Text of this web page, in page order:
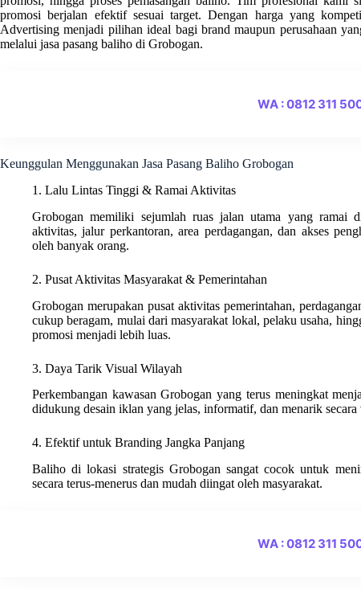
promosi berjalan efektif sesuai target. Dengan harga yang
Advertising menjadi pilihan ideal bagi brand maupun perusahaan
melalui jasa pasang baliho di Grobogan.
WA : 0812 311
Keunggulan Menggunakan Jasa Pasang Baliho Grobogan
1. Lalu Lintas Tinggi & Ramai Aktivitas
Grobogan memiliki sejumlah ruas jalan utama yang ramai
aktivitas, jalur perkantoran, area perdagangan, dan akses
oleh banyak orang.
2. Pusat Aktivitas Masyarakat & Pemerintahan
Grobogan merupakan pusat aktivitas pemerintahan,
cukup beragam, mulai dari masyarakat lokal, pelaku usaha,
promosi menjadi lebih luas.
3. Daya Tarik Visual Wilayah
Perkembangan kawasan Grobogan yang terus meningkat
didukung desain iklan yang jelas, informatif, dan menarik secara
4. Efektif untuk Branding Jangka Panjang
Baliho di lokasi strategis Grobogan sangat cocok untuk
secara terus-menerus dan mudah diingat oleh masyarakat.
WA : 0812 311